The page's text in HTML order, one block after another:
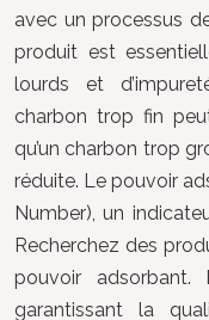
avec un processus
produit est
lourds et
charbon trop fin
qu’un charbon trop
réduite. Le pouvoir
Number), un
Recherchez des
pouvoir
garantissant la